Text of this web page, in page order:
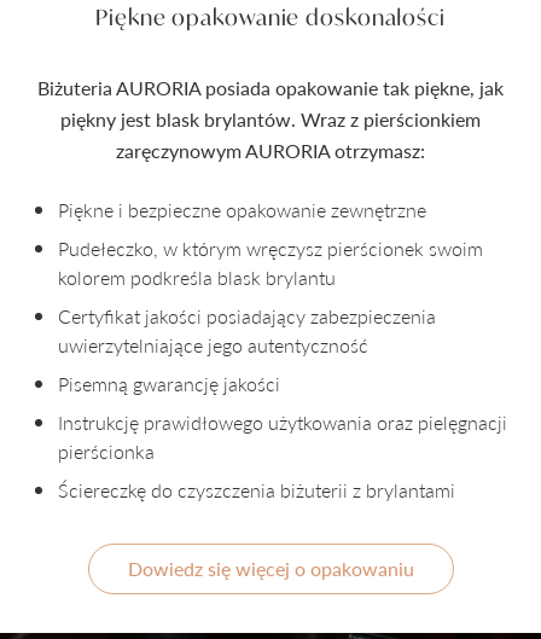
Piękne opakowanie doskonałości
Biżuteria AURORIA posiada opakowanie tak piękne, jak
piękny jest blask brylantów. Wraz z pierścionkiem
zaręczynowym AURORIA otrzymasz:
Piękne i bezpieczne opakowanie zewnętrzne
Pudełeczko, w którym wręczysz pierścionek swoim
kolorem podkreśla blask brylantu
Certyfikat jakości posiadający zabezpieczenia
uwierzytelniające jego autentyczność
Pisemną gwarancję jakości
Instrukcję prawidłowego użytkowania oraz pielęgnacji
pierścionka
Ściereczkę do czyszczenia biżuterii z brylantami
Dowiedz się więcej o opakowaniu